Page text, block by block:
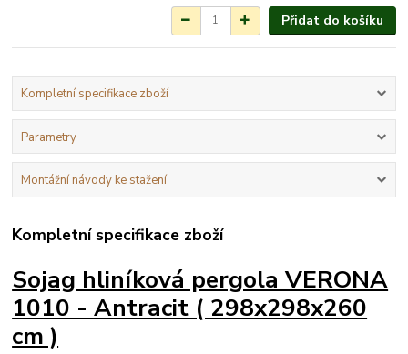
Přidat do košíku
Kompletní specifikace zboží
Parametry
Montážní návody ke stažení
Kompletní specifikace zboží
Sojag hliníková pergola VERONA
1010 - Antracit ( 298x298x260
cm )